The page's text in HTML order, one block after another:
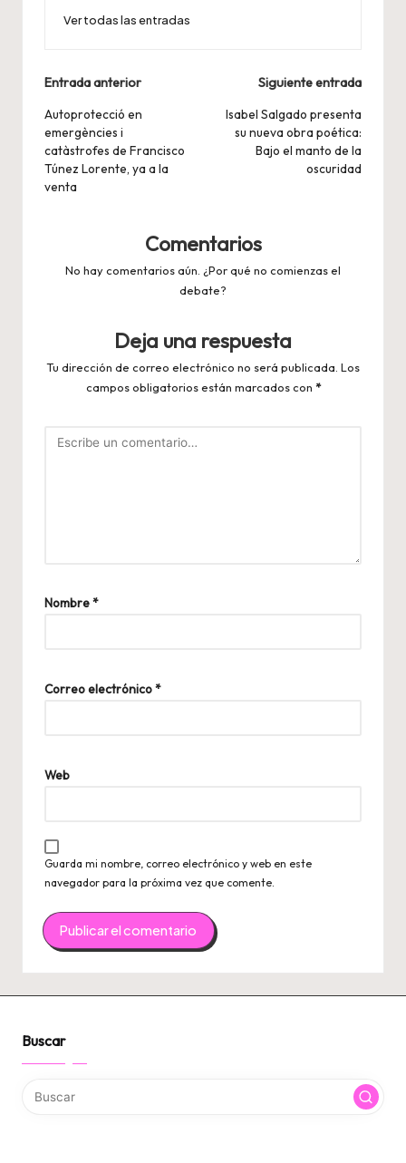
Ver todas las entradas
Navegación
de
entradas
Entrada anterior
Autoprotecció en
emergències i
catàstrofes de Francisco
Túnez Lorente, ya a la
venta
Siguiente entrada
Isabel Salgado presenta
su nueva obra poética:
Bajo el manto de la
oscuridad
Comentarios
No hay comentarios aún. ¿Por qué no comienzas el
debate?
Deja una respuesta
Tu dirección de correo electrónico no será publicada. Los
campos obligatorios están marcados con *
Nombre*
Correo electrónico*
Web
Guarda mi nombre, correo electrónico y web en este
navegador para la próxima vez que comente.
Buscar